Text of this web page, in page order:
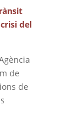
del
de
de